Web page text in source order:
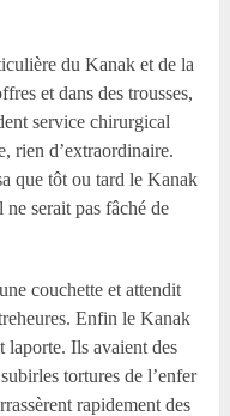
du Kanak et de la
et dans des trousses,
service chirurgical
rien d’extraordinaire.
que tôt ou tard le Kanak
serait pas fâché de
couchette et attendit
Enfin le Kanak
laporte. Ils avaient des
tortures de l’enfer
rapidement des